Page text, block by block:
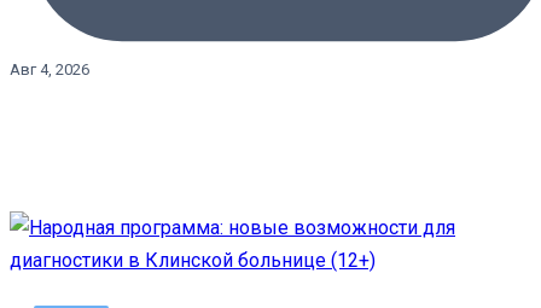
Авг 4, 2026